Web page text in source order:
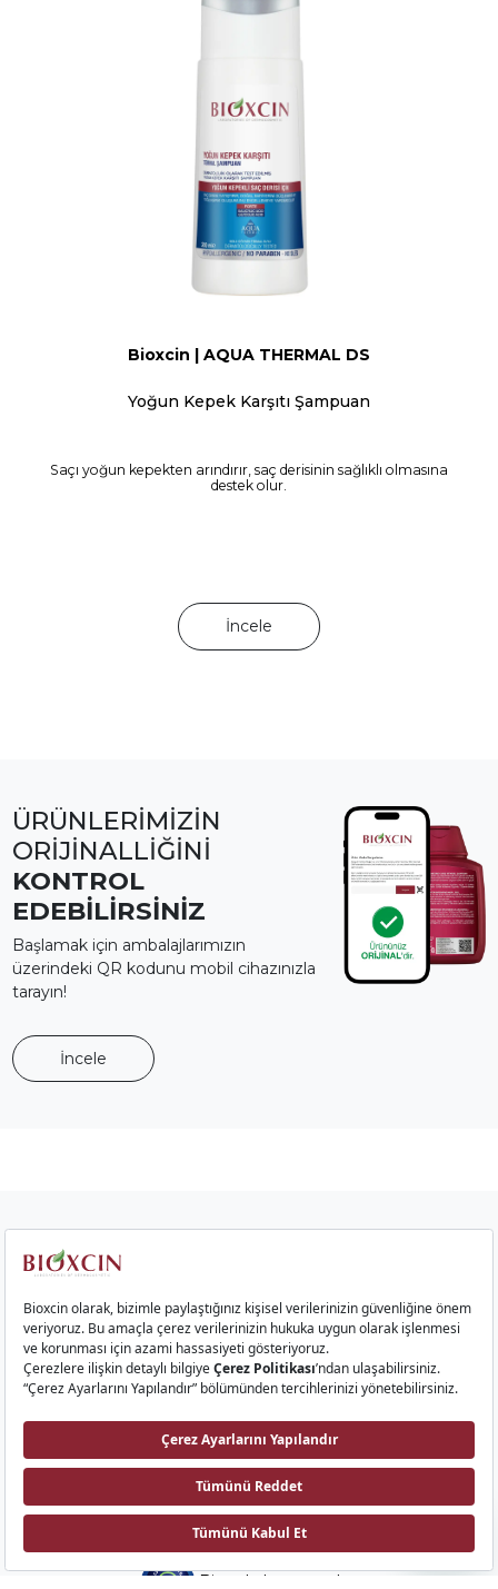
Bioxcin | AQUA THERMAL DS
Yoğun Kepek Karşıtı Şampuan
Saçı yoğun kepekten arındırır, saç derisinin sağlıklı olmasına
destek olur.
İncele
ÜRÜNLERİMİZİN
ORİJİNALLİĞİNİ
KONTROL
EDEBİLİRSİNİZ
Başlamak için ambalajlarımızın
üzerindeki QR kodunu mobil cihazınızla
tarayın!
İncele
Kurumsal
Cilt Ürünleri
Gıda Takviyeleri
İletişim
Bioxcin AI
Biota Laboratuvarları